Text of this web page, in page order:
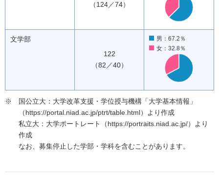
（124／74）
文学部
122
（82／40）
男：67.2％
女：32.8％
国公立大：大学改革支援・学位授与機構「大学基本情報」
（https://portal.niad.ac.jp/ptrt/table.html）より作成
私立大：大学ポートレート（https://portraits.niad.ac.jp/）より
作成
なお、募集停止した学部・学科を含むことがあります。